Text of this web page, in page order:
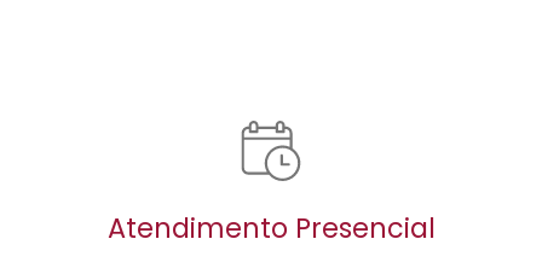
Atendimento Presencial